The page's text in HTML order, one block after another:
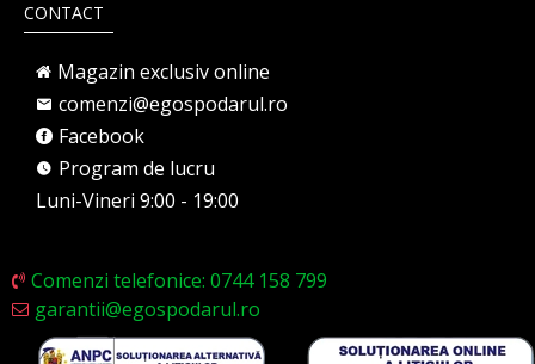
CONTACT
Magazin exclusiv online
comenzi@egospodarul.ro
Facebook
Program de lucru
Luni-Vineri 9:00 - 19:00
Comenzi telefonice: 0744 158 799
garantii@egospodarul.ro